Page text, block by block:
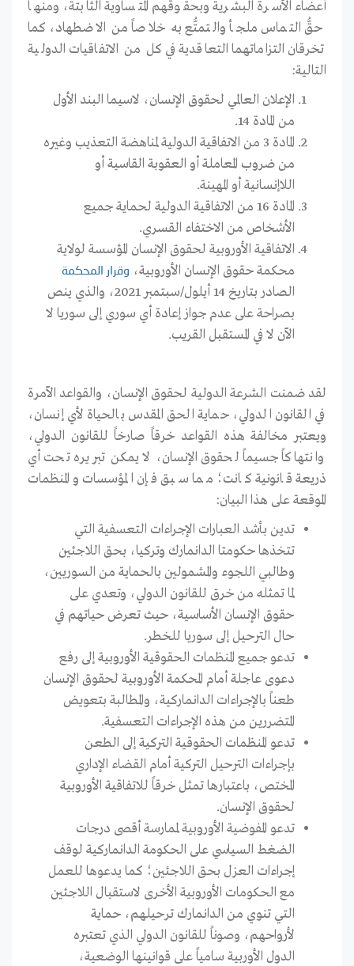
أعضاء الأسرة البشرية وبحقوقهم المتساوية الثابتة، ومنها
حقُّ التماس ملجأ والتمتُّع به خلاصاً من الاضطهاد، كما
تخرقان التزاماتهما التعاقدية في كل من الاتفاقيات الدولية
التالية:
الإعلان العالمي لحقوق الإنسان، لاسيما البند الأول
من المادة 14.
المادة 3 من الاتفاقية الدولية لمناهضة التعذيب وغيره
من ضروب المعاملة أو العقوبة القاسية أو
اللاإنسانية أو المهينة.
المادة 16 من الاتفاقية الدولية لحماية جميع
الأشخاص من الاختفاء القسري.
الاتفاقية الأوروبية لحقوق الإنسان المؤسسة لولاية
محكمة حقوق الإنسان الأوروبية، وقرار المحكمة
الصادر بتاريخ 14 أيلول/سبتمبر 2021، والذي ينص
بصراحة على عدم جواز إعادة أي سوري إلى سوريا لا
الآن لا في المستقبل القريب.
لقد ضمنت الشرعة الدولية لحقوق الإنسان، والقواعد الآمرة
في القانون الدولي، حماية الحق المقدس بالحياة لأي إنسان،
ويعتبر مخالفة هذه القواعد خرقاً صارخاً للقانون الدولي،
وانتهاكاً جسيماً لحقوق الإنسان، لا يمكن تبريره تحت أي
ذريعة قانونية كانت؛ مما سبق فإن المؤسسات والمنظمات
الموقعة على هذا البيان:
تدين بأشد العبارات الإجراءات التعسفية التي
تتخذها حكومتا الدانمارك وتركيا، بحق اللاجئين
وطالبي اللجوء والمشمولين بالحماية من السوريين،
لما تمثله من خرق للقانون الدولي، وتعدي على
حقوق الإنسان الأساسية، حيث تعرض حياتهم في
حال الترحيل إلى سوريا للخطر.
تدعو جميع المنظمات الحقوقية الأوروبية إلى رفع
دعوى عاجلة أمام المحكمة الأوروبية لحقوق الإنسان
طعناً بالإجراءات الدانماركية، والمطالبة بتعويض
المتضررين من هذه الإجراءات التعسفية.
تدعو المنظمات الحقوقية التركية إلى الطعن
بإجراءات الترحيل التركية أمام القضاء الإداري
المختص، باعتبارها تمثل خرقاً للاتفاقية الأوروبية
لحقوق الإنسان.
تدعو المفوضية الأوروبية لممارسة أقصى درجات
الضغط السياسي على الحكومة الدانماركية لوقف
إجراءات العزل بحق اللاجئين؛ كما يدعوها للعمل
مع الحكومات الأوروبية الأخرى لاستقبال اللاجئين
التي تنوي من الدانمارك ترحيلهم، حماية
لأرواحهم، وصوناً للقانون الدولي الذي تعتبره
الدول الأوربية سامياً على قوانينها الوضعية،